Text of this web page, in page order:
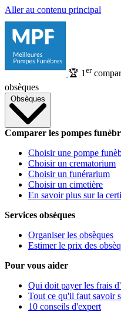
Aller au contenu principal
🏆 1 er
obsèques
Obsèques
Comparer les pompes
Choisir une pompe
Choisir un crematorium
Choisir un funérarium
Choisir un cimetière
En savoir plus sur la
Services obsèques
Organiser les obsèques
Estimer le prix des
Pour vous aider
Qui doit payer les frais
Tout ce qu'il faut savoir
10 conseils d'expert